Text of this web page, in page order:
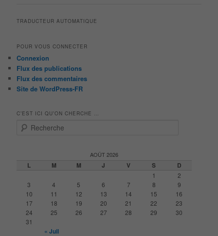
TRADUCTEUR AUTOMATIQUE
POUR VOUS CONNECTER
Connexion
Flux des publications
Flux des commentaires
Site de WordPress-FR
C’EST ICI QU’ON CHERCHE …
AOÛT 2026
L M M J V S D
1
2
3
4 5 6 7 8
9
10
11 12 13 14 15
16
17
18 19 20 21 22
23
24
25 26 27 28 29
30
31
« Juil